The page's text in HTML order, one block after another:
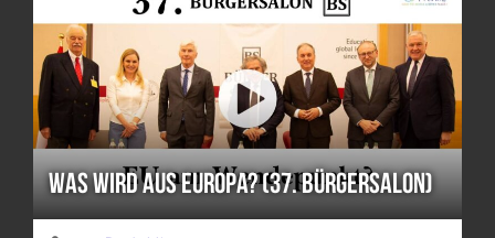
Was wird aus Europa? (37. Bürgersalon)